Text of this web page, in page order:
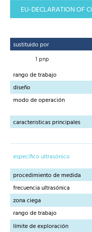
EU-DECLARATION OF
sustituido por
1 pnp
rango de trabajo
diseño
modo de operación
caracteristicas principales
específico ultrasónico
procedimiento de medida
frecuencia ultrasónica
zona ciega
rango de trabajo
límite de exploración